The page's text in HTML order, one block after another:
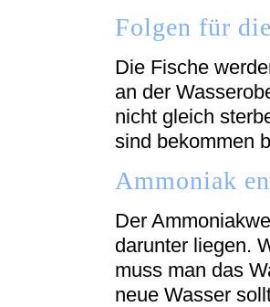
Folgen für
Die Fische
an der
nicht gleich
sind bekommen
Ammoniak
Der
darunter liegen.
muss man das
neue Wasser